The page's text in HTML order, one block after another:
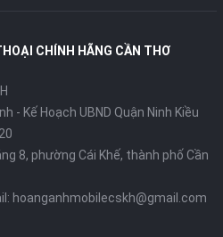
CHÍNH HÃNG CẦN THƠ
- Kế Hoạch UBND Quận Ninh Kiều
8, phường Cái Khế, thành phố Cần
hoanganhmobilecskh@gmail.com